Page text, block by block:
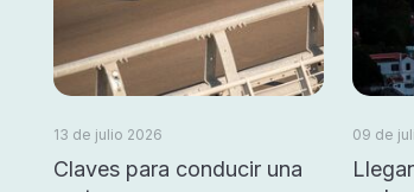
13 de julio 2026
Claves para conducir una
09 de